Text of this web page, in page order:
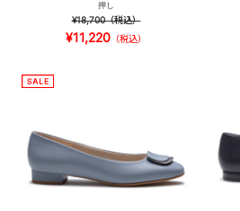
押し
¥18,700（税込）
¥11,220 （税込）